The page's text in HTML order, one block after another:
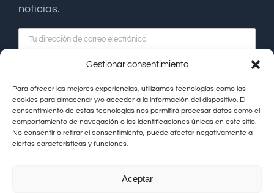
Gestionar consentimiento
Para ofrecer las mejores experiencias, utilizamos tecnologías como las
cookies para almacenar y/o acceder a la información del dispositivo. El
consentimiento de estas tecnologías nos permitirá procesar datos como el
comportamiento de navegación o las identificaciones únicas en este sitio.
No consentir o retirar el consentimiento, puede afectar negativamente a
ciertas características y funciones.
Aceptar
noticias.